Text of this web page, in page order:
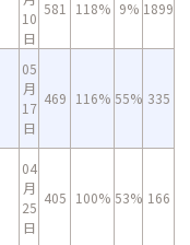
10
日
581 118% 9% 1899
05
月
17
日
469 116% 55% 335
04
月
25
日
405 100% 53% 166